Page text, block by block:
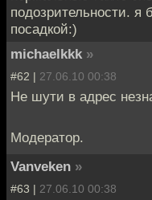
подозрительности. я
посадкой:)
michaelkkk »
#62 | 27.06.10 00:38
Не шути в адрес
Модератор.
Vanveken »
#63 | 27.06.10 00:38